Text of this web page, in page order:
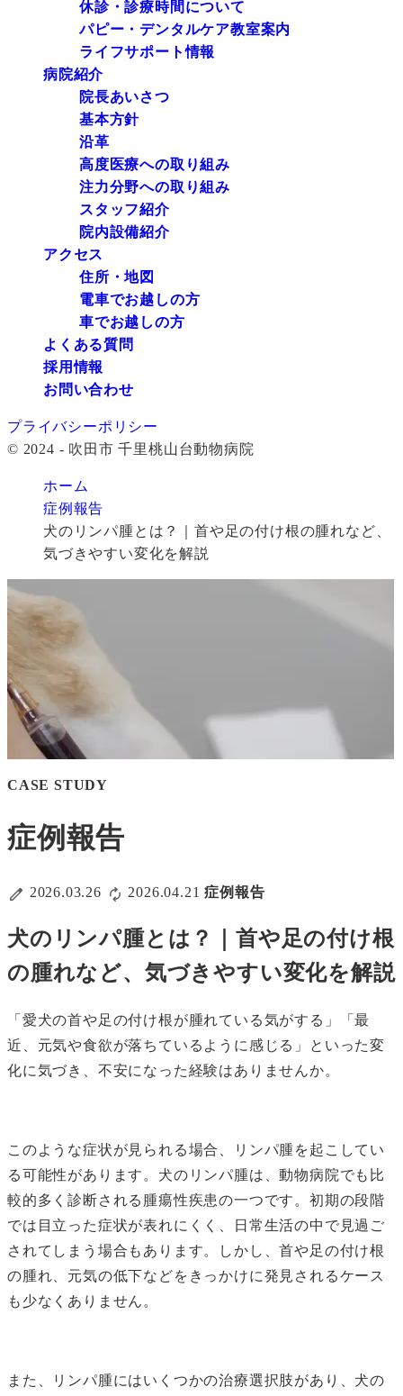
休診・診療時間について
パピー・デンタルケア教室案内
ライフサポート情報
病院紹介
院長あいさつ
基本方針
沿革
高度医療への取り組み
注力分野への取り組み
スタッフ紹介
院内設備紹介
アクセス
住所・地図
電車でお越しの方
車でお越しの方
よくある質問
採用情報
お問い合わせ
プライバシーポリシー
© 2024 - 吹田市 千里桃山台動物病院
ホーム
症例報告
犬のリンパ腫とは？｜首や足の付け根の腫れなど、
気づきやすい変化を解説
CASE STUDY
症例報告
2026.03.26 2026.04.21症例報告
犬のリンパ腫とは？｜首や足の付け根
の腫れなど、気づきやすい変化を解説
「愛犬の首や足の付け根が腫れている気がする」「最
近、元気や食欲が落ちているように感じる」といった変
化に気づき、不安になった経験はありませんか。
このような症状が見られる場合、リンパ腫を起こしてい
る可能性があります。犬のリンパ腫は、動物病院でも比
較的多く診断される腫瘍性疾患の一つです。初期の段階
では目立った症状が表れにくく、日常生活の中で見過ご
されてしまう場合もあります。しかし、首や足の付け根
の腫れ、元気の低下などをきっかけに発見されるケース
も少なくありません。
また、リンパ腫にはいくつかの治療選択肢があり、犬の